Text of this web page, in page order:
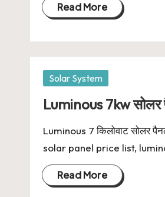
Read More
Posted
Solar System
Luminous 7kw सोलर
Luminous 7 किलोवाट सोलर
solar panel price list,
Read More